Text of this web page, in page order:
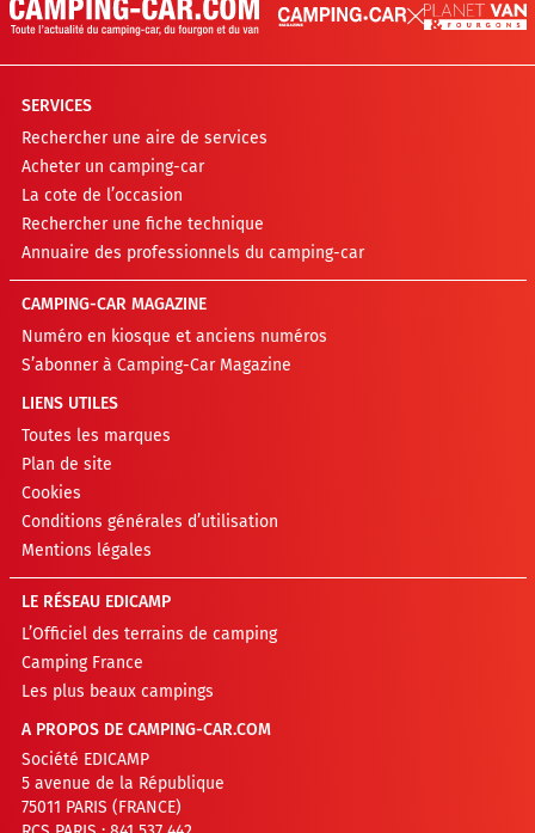
SERVICES
Rechercher une aire de services
Acheter un camping-car
La cote de l’occasion
Rechercher une fiche technique
Annuaire des professionnels du camping-car
CAMPING-CAR MAGAZINE
Numéro en kiosque et anciens numéros
S’abonner à Camping-Car Magazine
LIENS UTILES
Toutes les marques
Plan de site
Cookies
Conditions générales d’utilisation
Mentions légales
LE RÉSEAU EDICAMP
L’Officiel des terrains de camping
Camping France
Les plus beaux campings
A PROPOS DE CAMPING-CAR.COM
Société EDICAMP
5 avenue de la République
75011 PARIS (FRANCE)